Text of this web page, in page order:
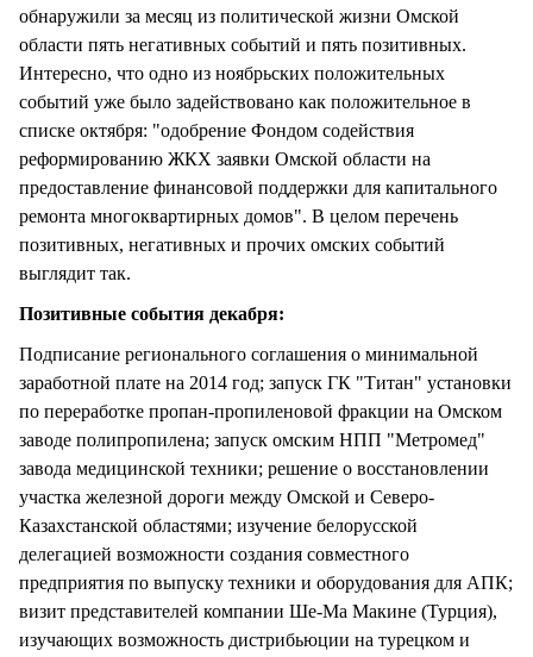
обнаружили за месяц из политической жизни Омской
области пять негативных событий и пять позитивных.
Интересно, что одно из ноябрьских положительных
событий уже было задействовано как положительное в
списке октября: "одобрение Фондом содействия
реформированию ЖКХ заявки Омской области на
предоставление финансовой поддержки для капитального
ремонта многоквартирных домов". В целом перечень
позитивных, негативных и прочих омских событий
выглядит так.
Позитивные события декабря:
Подписание регионального соглашения о минимальной
заработной плате на 2014 год; запуск ГК "Титан" установки
по переработке пропан-пропиленовой фракции на Омском
заводе полипропилена; запуск омским НПП "Метромед"
завода медицинской техники; решение о восстановлении
участка железной дороги между Омской и Северо-
Казахстанской областями; изучение белорусской
делегацией возможности создания совместного
предприятия по выпуску техники и оборудования для АПК;
визит представителей компании Ше-Ма Макине (Турция),
изучающих возможность дистрибьюции на турецком и